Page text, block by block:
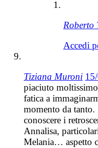
Roberto
Accedi
Tiziana Muroni
piaciuto
fatica a
momento da
conoscere i
Annalisa,
Melania… aspetto